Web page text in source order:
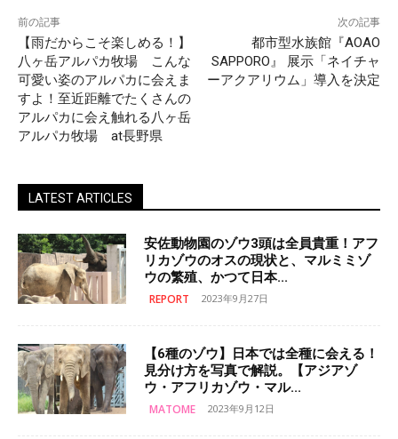
前の記事
【雨だからこそ楽しめる！】
八ヶ岳アルパカ牧場 こんな
可愛い姿のアルパカに会えま
すよ！至近距離でたくさんの
アルパカに会え触れる八ヶ岳
アルパカ牧場 at長野県
次の記事
都市型水族館『AOAO
SAPPORO』 展示「ネイチャ
ーアクアリウム」導入を決定
LATEST ARTICLES
安佐動物園のゾウ3頭は全員貴重！アフ
リカゾウのオスの現状と、マルミミゾ
ウの繁殖、かつて日本...
REPORT 2023年9月27日
【6種のゾウ】日本では全種に会える！
見分け方を写真で解説。【アジアゾ
ウ・アフリカゾウ・マル...
MATOME 2023年9月12日